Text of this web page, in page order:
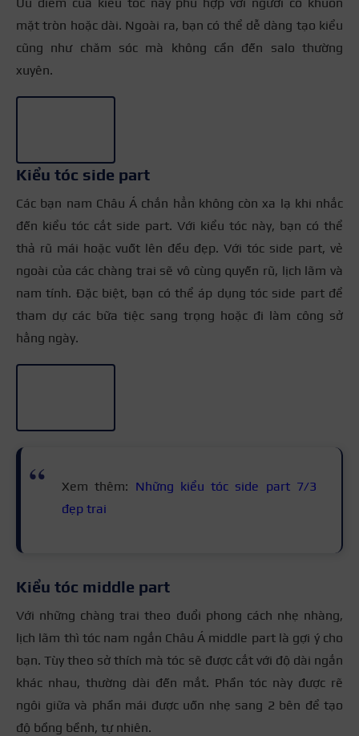
mặt tròn hoặc dài. Ngoài ra, bạn có thể dễ dàng tạo kiểu
cũng như chăm sóc mà không cần đến salo thường
xuyên.
Kiểu tóc side part
Các bạn nam Châu Á chắn hẳn không còn xa lạ khi nhắc
đến kiểu tóc cắt side part. Với kiểu tóc này, bạn có thể
thả rũ mái hoặc vuốt lên đều đẹp. Với tóc side part, vẻ
ngoài của các chàng trai sẽ vô cùng quyến rũ, lịch lãm và
nam tính. Đặc biệt, bạn có thể áp dụng tóc side part để
tham dự các bữa tiệc sang trọng hoặc đi làm công sở
hằng ngày.
Xem thêm: Những kiểu tóc side part 7/3
đẹp trai
Kiểu tóc middle part
Với những chàng trai theo đuổi phong cách nhẹ nhàng,
lịch lãm thì tóc nam ngắn Châu Á middle part là gợi ý cho
bạn. Tùy theo sở thích mà tóc sẽ được cắt với độ dài ngắn
khác nhau, thường dài đến mắt. Phần tóc này được rẽ
ngôi giữa và phần mái được uốn nhẹ sang 2 bên để tạo
độ bồng bềnh, tự nhiên.